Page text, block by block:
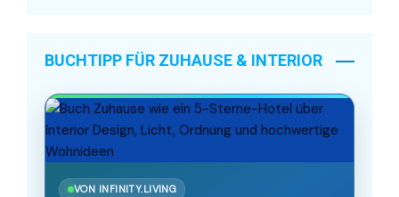
BUCHTIPP FÜR ZUHAUSE & INTERIOR
VON INFINITY.LIVING